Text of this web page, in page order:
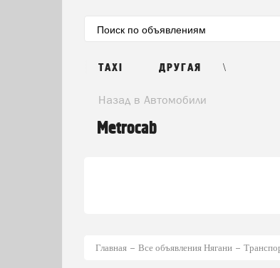
TAXI ДРУГАЯ \
Назад в Автомобили
Metrocab
Главная Все объявления Нягани